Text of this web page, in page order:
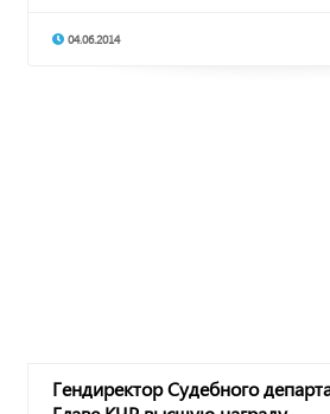
04.06.2014
Гендиректор Судебного